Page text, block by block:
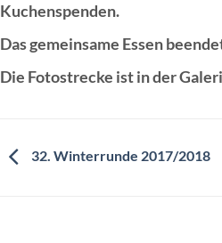
Kuchenspenden.
Das gemeinsame Essen
Die Fotostrecke ist in der
32. Winterrunde 2017/2018